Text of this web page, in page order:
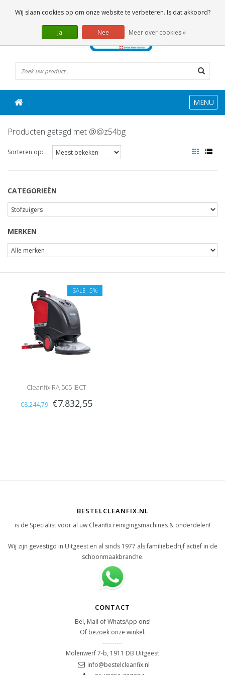
0 Artikelen
MENU
Producten getagd met @@z54bg
Sorteren op:
CATEGORIEËN
MERKEN
SALE -5%
Cleanfix RA 505 IBCT
€8.244,79 €7.832,55
BESTELCLEANFIX.NL
is de Specialist voor al uw Cleanfix reinigingsmachines & onderdelen!
Wij zijn gevestigd in Uitgeest en al sinds 1977 als familiebedrijf actief in de
schoonmaakbranche.
CONTACT
Bel, Mail of WhatsApp ons!
Of bezoek onze winkel.
----------
Molenwerf 7-b, 1911 DB Uitgeest
info@bestelcleanfix.nl
Wij slaan cookies op om onze website te verbeteren. Is dat akkoord?
Ja Nee Meer over cookies »